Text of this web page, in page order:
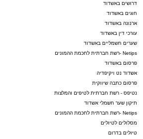
דרושים באשדוד
חוגים באשדוד
ארנונה באשדוד
עורכי דין באשדוד
שערים חשמליים באשדוד
Netips -רשת חברתית לחכמת ההמונים
פרסום באשדוד
אשדוד נט ויקיפדיה
פרסום כתבה שיווקית
נטיפס - רשת חברתית לטיפים והמלצות
תיקון שער חשמלי אשדוד
Netips -רשת חברתית לחכמת ההמונים
מסלולים לטיולים
טיולים בדרום